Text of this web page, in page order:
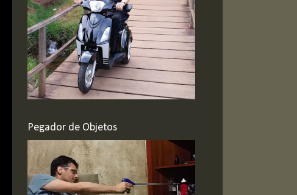
Pegador de Objetos